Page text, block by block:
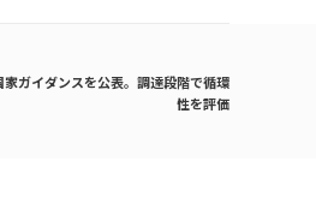
ガイダンスを公表。調達段階で循環
性を評価